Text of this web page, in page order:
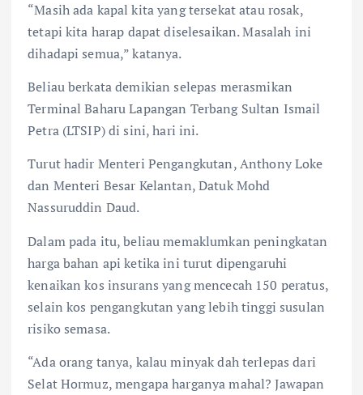
“Masih ada kapal kita yang tersekat atau rosak,
tetapi kita harap dapat diselesaikan. Masalah ini
dihadapi semua,” katanya.
Beliau berkata demikian selepas merasmikan
Terminal Baharu Lapangan Terbang Sultan Ismail
Petra (LTSIP) di sini, hari ini.
Turut hadir Menteri Pengangkutan, Anthony Loke
dan Menteri Besar Kelantan, Datuk Mohd
Nassuruddin Daud.
Dalam pada itu, beliau memaklumkan peningkatan
harga bahan api ketika ini turut dipengaruhi
kenaikan kos insurans yang mencecah 150 peratus,
selain kos pengangkutan yang lebih tinggi susulan
risiko semasa.
“Ada orang tanya, kalau minyak dah terlepas dari
Selat Hormuz, mengapa harganya mahal? Jawapan